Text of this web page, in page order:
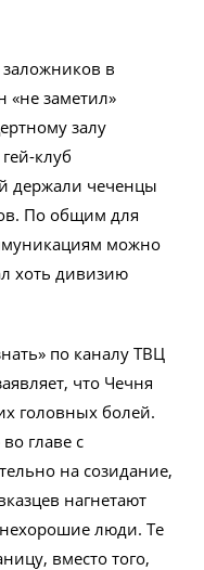
заложников в
«не заметил»
залу
клуб
держали чеченцы
По общим для
можно
хоть дивизию
по каналу ТВЦ
что Чечня
головных болей.
главе с
на созидание,
нагнетают
люди. Те
вместо того,